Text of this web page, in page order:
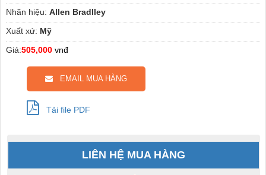
Nhãn hiệu: Allen Bradlley
Xuất xứ: Mỹ
Giá:505,000 vnđ
EMAIL MUA HÀNG
Tải file PDF
LIÊN HỆ MUA HÀNG